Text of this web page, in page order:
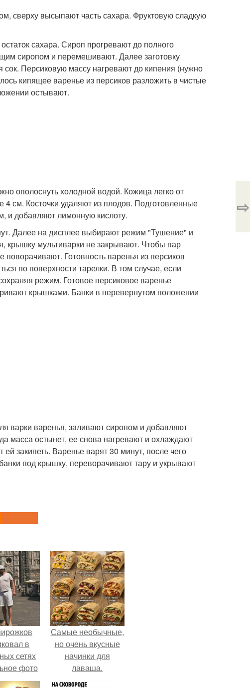
сверху высыпают часть сахара. Фруктовую сладкую
сахара. Сироп прогревают до полного
сиропом и перемешивают. Далее заготовку
сок. Персиковую массу нагревают до кипения (нужно
кипящее варенье из персиков разложить в чистые
остывают.
ополоснуть холодной водой. Кожица легко от
4 см. Косточки удаляют из плодов. Подготовленные
и добавляют лимонную кислоту.
Далее на дисплее выбирают режим "Тушение" и
крышку мультиварки не закрывают. Чтобы пар
Готовность варенья из персиков
по поверхности тарелки. В том случае, если
режим. Готовое персиковое варенье
крышками. Банки в перевернутом положении
варки варенья, заливают сиропом и добавляют
масса остынет, ее снова нагревают и охлаждают
закипеть. Варенье варят 30 минут, после чего
под крышку, переворачивают тару и укрывают
⇨
в
сетях
фото
Самые необычные,
но очень вкусные
начинки для
лаваша.